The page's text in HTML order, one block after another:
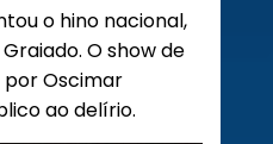
o hino nacional,
O show de
Oscimar
ao delírio.